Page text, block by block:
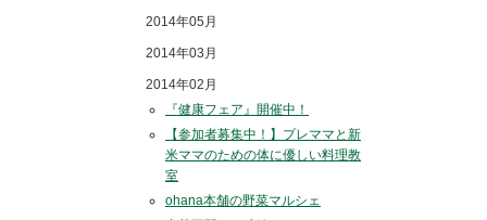
2014年05月
2014年03月
2014年02月
『健康フェア』開催中！
【参加者募集中！】プレママと新
米ママのための体に優しい料理教
室
ohana本舗の野菜マルシェ